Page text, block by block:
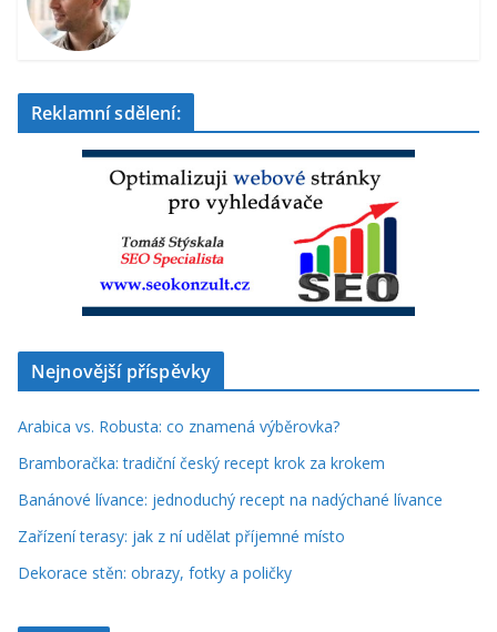
Reklamní sdělení:
Nejnovější příspěvky
Arabica vs. Robusta: co znamená výběrovka?
Bramboračka: tradiční český recept krok za krokem
Banánové lívance: jednoduchý recept na nadýchané lívance
Zařízení terasy: jak z ní udělat příjemné místo
Dekorace stěn: obrazy, fotky a poličky